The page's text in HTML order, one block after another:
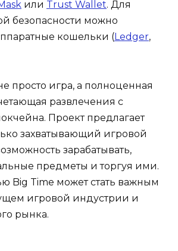
или Trust Wallet. Для
безопасности можно
кошельки (Ledger,
просто игра, а полноценная
развлечения с
Проект предлагает
захватывающий игровой
зарабатывать,
предметы и торгуя ими.
Big Time может стать важным
игровой индустрии и
рынка.